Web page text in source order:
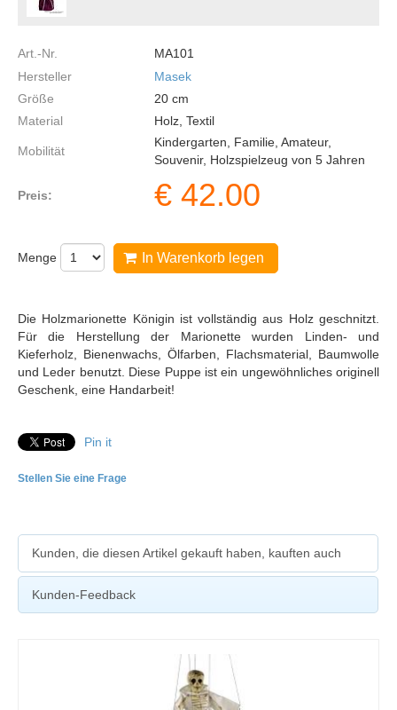
Art.-Nr.
MA101
Hersteller
Masek
Größe
20 cm
Material
Holz, Textil
Mobilität
Kindergarten, Familie, Amateur,
Souvenir, Holzspielzeug von 5 Jahren
Preis: € 42.00
Menge In Warenkorb legen
Die Holzmarionette Königin ist vollständig aus Holz geschnitzt.
Für die Herstellung der Marionette wurden Linden- und
Kieferholz, Bienenwachs, Ölfarben, Flachsmaterial, Baumwolle
und Leder benutzt. Diese Puppe ist ein ungewöhnliches originell
Geschenk, eine Handarbeit!
Pin it
Stellen Sie eine Frage
Kunden, die diesen Artikel gekauft haben, kauften auch
Kunden-Feedback